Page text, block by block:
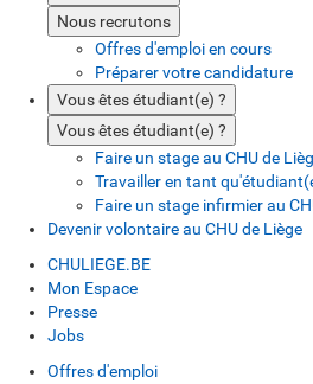
Nous recrutons
Offres d'emploi en cours
Préparer votre candidature
Vous êtes étudiant(e) ?
Vous êtes étudiant(e) ?
Faire un stage au CHU de
Travailler en tant
Faire un stage infirmier au
Devenir volontaire au CHU de Liège
CHULIEGE.BE
Mon Espace
Presse
Jobs
Offres d'emploi